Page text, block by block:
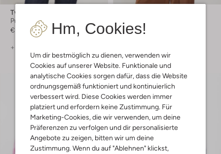
Hm, Cookies!
Um dir bestmöglich zu dienen, verwenden wir
Cookies auf unserer Website. Funktionale und
analytische Cookies sorgen dafür, dass die Website
ordnungsgemäß funktioniert und kontinuierlich
verbessert wird. Diese Cookies werden immer
platziert und erfordern keine Zustimmung. Für
Marketing-Cookies, die wir verwenden, um deine
Präferenzen zu verfolgen und dir personalisierte
Angebote zu zeigen, bitten wir um deine
Zustimmung. Wenn du auf "Ablehnen" klickst,
Twns
Pullover
€ 99,99
+ mehr farben
Pullover
€ 139,99